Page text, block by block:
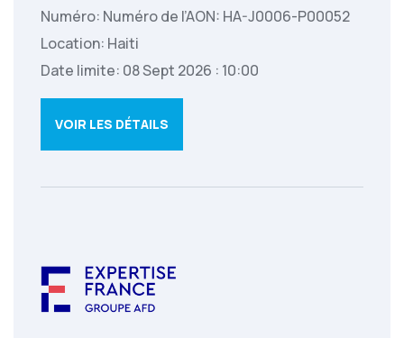
Numéro: Numéro de l’AON: HA-J0006-P00052
Location: Haiti
Date limite: 08 Sept 2026 : 10:00
VOIR LES DÉTAILS